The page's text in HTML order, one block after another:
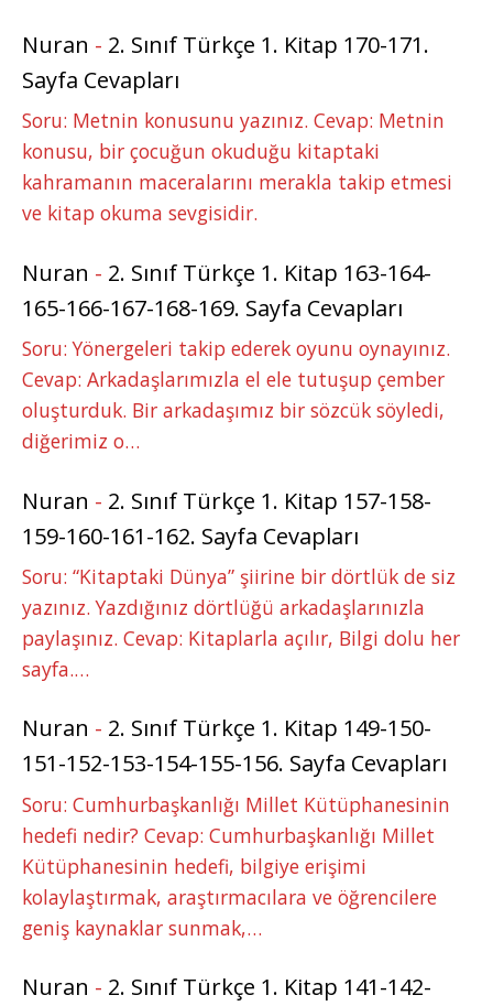
Nuran - 2. Sınıf Türkçe 1. Kitap 170-171.
Sayfa Cevapları
Soru: Metnin konusunu yazınız. Cevap: Metnin
konusu, bir çocuğun okuduğu kitaptaki
kahramanın maceralarını merakla takip etmesi
ve kitap okuma sevgisidir.
Nuran - 2. Sınıf Türkçe 1. Kitap 163-164-
165-166-167-168-169. Sayfa Cevapları
Soru: Yönergeleri takip ederek oyunu oynayınız.
Cevap: Arkadaşlarımızla el ele tutuşup çember
oluşturduk. Bir arkadaşımız bir sözcük söyledi,
diğerimiz o…
Nuran - 2. Sınıf Türkçe 1. Kitap 157-158-
159-160-161-162. Sayfa Cevapları
Soru: “Kitaptaki Dünya” şiirine bir dörtlük de siz
yazınız. Yazdığınız dörtlüğü arkadaşlarınızla
paylaşınız. Cevap: Kitaplarla açılır, Bilgi dolu her
sayfa.…
Nuran - 2. Sınıf Türkçe 1. Kitap 149-150-
151-152-153-154-155-156. Sayfa Cevapları
Soru: Cumhurbaşkanlığı Millet Kütüphanesinin
hedefi nedir? Cevap: Cumhurbaşkanlığı Millet
Kütüphanesinin hedefi, bilgiye erişimi
kolaylaştırmak, araştırmacılara ve öğrencilere
geniş kaynaklar sunmak,…
Nuran - 2. Sınıf Türkçe 1. Kitap 141-142-